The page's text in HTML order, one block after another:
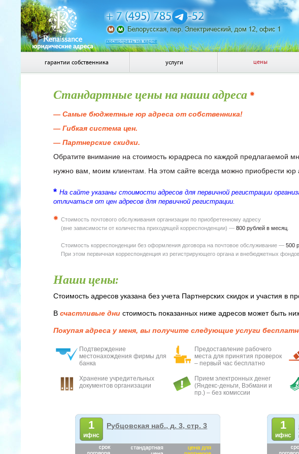
посмотреть на карте
гарантии собственника услуги цены
Стандартные цены на наши адреса
— Самые бюджетные юр адреса от собственника!
— Гибкая система цен.
— Партнерские скидки.
Обратите внимание на стоимость юрадреса по каждой
нужно вам, моим клиентам. На этом сайте всегда можно приобрести юр
* На сайте указаны стоимости адресов для первичной регистрации
отличаться от цен адресов для первичной регистрации.
Стоимость почтового обслуживания организации по приобретенному адресу
(вне зависимости от количества приходящей корреспонденции) — 800 рублей в месяц.
Стоимость корреспонденции без оформления договора на почтовое обслуживание — 500
При этом первичная корреспонденция из регистрирующего органа и внебюджетных
Наши цены:
Стоимость адресов указана без учета Партнерских скидок и участия в
В счастливые днистоимость показанных ниже адресов может быть
Покупая адреса у меня, вы получите следующие услуги
Подтверждение
местонахождения фирмы для
банка
Предоставление рабочего
места для принятия проверок
– первый час бесплатно
Хранение учредительных
документов организации
Прием электронных денег
(Яндекс-деньги, Вэбмани и
пр.) – без комиссии
1
ифнс
Рубцовская наб., д. 3, стр. 3 1
ифнс